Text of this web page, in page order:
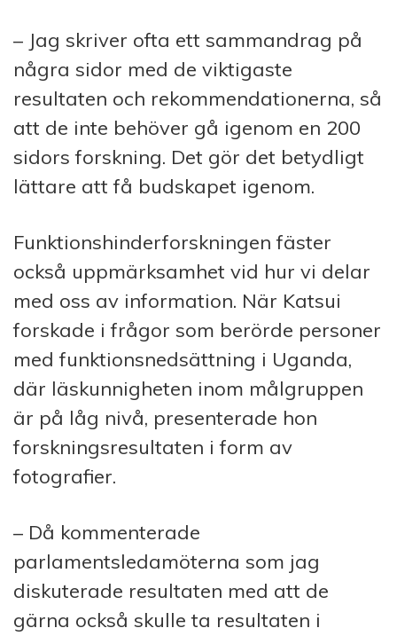
– Jag skriver ofta ett sammandrag på
några sidor med de viktigaste
resultaten och rekommendationerna, så
att de inte behöver gå igenom en 200
sidors forskning. Det gör det betydligt
lättare att få budskapet igenom.
Funktionshinderforskningen fäster
också uppmärksamhet vid hur vi delar
med oss av information. När Katsui
forskade i frågor som berörde personer
med funktionsnedsättning i Uganda,
där läskunnigheten inom målgruppen
är på låg nivå, presenterade hon
forskningsresultaten i form av
fotografier.
– Då kommenterade
parlamentsledamöterna som jag
diskuterade resultaten med att de
gärna också skulle ta resultaten i